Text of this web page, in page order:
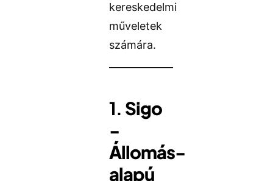
kereskedelmi
műveletek
számára.
1. Sigo
-
Állomás-
alapú